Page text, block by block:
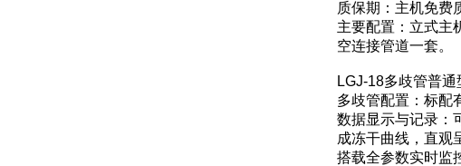
质保期：主机免费
主要配置：立式主
空连接管道一套。
LGJ-18多歧管普
多歧管配置：标配
数据显示与记录：
成冻干曲线，直观
搭载全参数实时监